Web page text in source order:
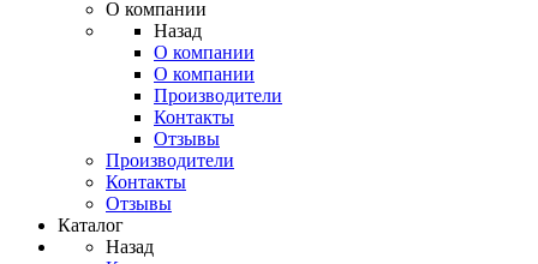
О компании
Назад
О компании
О компании
Производители
Контакты
Отзывы
Производители
Контакты
Отзывы
Каталог
Назад